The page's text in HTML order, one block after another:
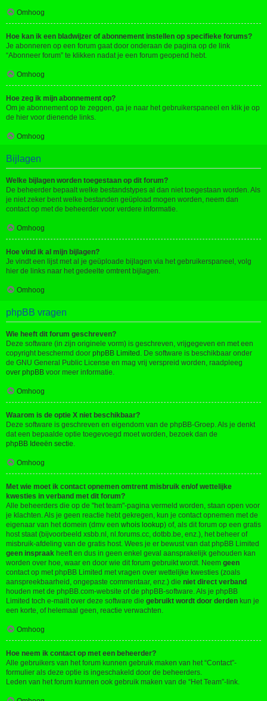
Omhoog
Hoe kan ik een bladwijzer of abonnement instellen op specifieke forums?
Je abonneren op een forum gaat door onderaan de pagina op de link
“Abonneer forum” te klikken nadat je een forum geopend hebt.
Omhoog
Hoe zeg ik mijn abonnement op?
Om je abonnement op te zeggen, ga je naar het gebruikerspaneel en klik je op
de hier voor dienende links.
Omhoog
Bijlagen
Welke bijlagen worden toegestaan op dit forum?
De beheerder bepaalt welke bestandstypes al dan niet toegestaan worden. Als
je niet zeker bent welke bestanden geüpload mogen worden, neem dan
contact op met de beheerder voor verdere informatie.
Omhoog
Hoe vind ik al mijn bijlagen?
Je vindt een lijst met al je geüploade bijlagen via het gebruikerspaneel, volg
hier de links naar het gedeelte omtrent bijlagen.
Omhoog
phpBB vragen
Wie heeft dit forum geschreven?
Deze software (in zijn originele vorm) is geschreven, vrijgegeven en met een
copyright beschermd door phpBB Limited . De software is beschikbaar onder
de GNU General Public License en mag vrij verspreid worden, raadpleeg
over phpBB voor meer informatie.
Omhoog
Waarom is de optie X niet beschikbaar?
Deze software is geschreven en eigendom van de phpBB-Groep. Als je denkt
dat een bepaalde optie toegevoegd moet worden, bezoek dan de
phpBB Ideeën sectie.
Omhoog
Met wie moet ik contact opnemen omtrent misbruik en/of wettelijke
kwesties in verband met dit forum?
Alle beheerders die op de "het team"-pagina vermeld worden, staan open voor
je klachten. Als je geen reactie hebt gekregen, kun je contact opnemen met de
eigenaar van het domein (dmv een whois lookup) of, als dit forum op een gratis
host staat (bijvoorbeeld xsbb.nl, nl.forums.cc, dotbb.be, enz.), het beheer of
misbruik-afdeling van de gratis host. Wees je er bewust van dat phpBB Limited
geen inspraak heeft en dus in geen enkel geval aansprakelijk gehouden kan
worden over hoe, waar en door wie dit forum gebruikt wordt. Neem geen
contact op met phpBB Limited met vragen over wettelijke kwesties (zoals
aanspreekbaarheid, ongepaste commentaar, enz.) die niet direct verband
houden met de phpBB.com-website of de phpBB-software. Als je phpBB
Limited toch e-mailt over deze software die gebruikt wordt door derden kun je
een korte, of helemaal geen, reactie verwachten.
Omhoog
Hoe neem ik contact op met een beheerder?
Alle gebruikers van het forum kunnen gebruik maken van het “Contact”-
formulier als deze optie is ingeschakeld door de beheerders.
Leden van het forum kunnen ook gebruik maken van de “Het Team”-link.